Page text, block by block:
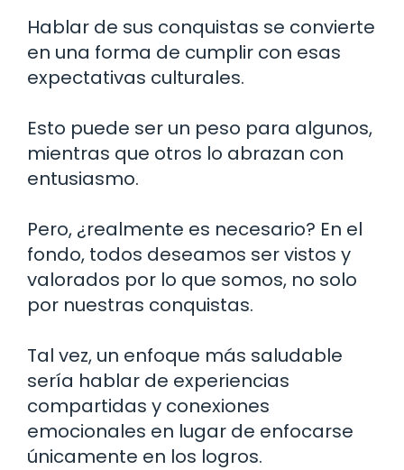
Hablar de sus conquistas se convierte
en una forma de cumplir con esas
expectativas culturales.
Esto puede ser un peso para algunos,
mientras que otros lo abrazan con
entusiasmo.
Pero, ¿realmente es necesario? En el
fondo, todos deseamos ser vistos y
valorados por lo que somos, no solo
por nuestras conquistas.
Tal vez, un enfoque más saludable
sería hablar de experiencias
compartidas y conexiones
emocionales en lugar de enfocarse
únicamente en los logros.